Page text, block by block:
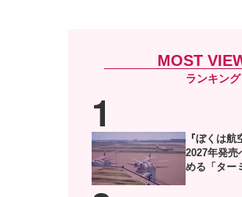
MOST
『ぼくは航
2027年発売
める「ター